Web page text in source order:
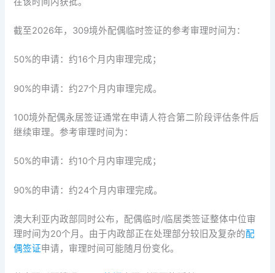
截至2026年，309境外配偶临时签证的参考审理时间为：
50%的申请：约16个月内审理完成；
90%的申请：约27个月内审理完成。
100境外配偶永居签证通常在申请人符合第二阶段评估条件后
继续审理。参考审理时间为：
50%的申请：约10个月内审理完成；
90%的申请：约24个月内审理完成。
澳大利亚内政部同时公布，配偶临时/临居类签证整体中位审
理时间为20个月。由于内政部正在处理部分较旧及复杂的配
偶签证申请，审理时间可能随月份变化。